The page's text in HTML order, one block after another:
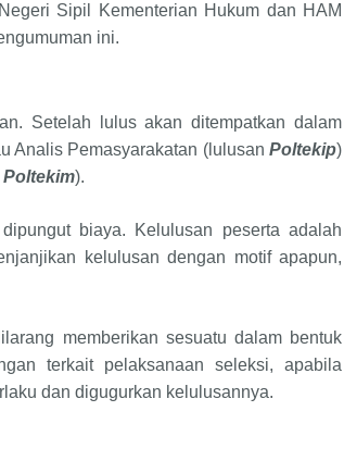
Sipil Kementerian Hukum dan HAM
ini.
Setelah lulus akan ditempatkan dalam
Analis Pemasyarakatan (lulusan Poltekip)
Poltekim).
biaya. Kelulusan peserta adalah
kelulusan dengan motif apapun,
memberikan sesuatu dalam bentuk
terkait pelaksanaan seleksi, apabila
dan digugurkan kelulusannya.